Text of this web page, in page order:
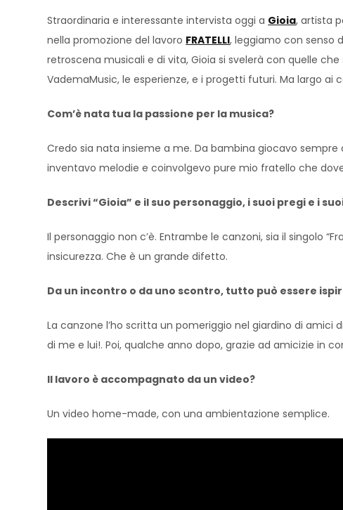
Straordinaria e interessante intervista oggi a Gioia, artista
nella promozione del lavoro FRATELLI, leggiamo con senso
retroscena musicali e di vita, Gioia si svelerà con quelle
VademaMusic, le esperienze, e i progetti futuri. Ma largo ai
Com’è nata tua la passione per la musica?
Credo sia nata insieme a me. Da bambina giocavo
inventavo melodie e coinvolgevo pure mio fratello che
Descrivi “Gioia” e il suo personaggio, i suoi pregi e i
Il personaggio non c’è. Entrambe le canzoni, sia il singolo
insicurezza. Che è un grande difetto.
Da un incontro o da uno scontro, tutto può essere
La canzone l’ho scritta un pomeriggio nel giardino di amici
di me e lui!. Poi, qualche anno dopo, grazie ad amicizie in
Il lavoro è accompagnato da un video?
Un video home-made, con una ambientazione semplice.